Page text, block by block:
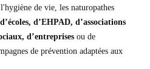
de vie, les naturopathes
d’écoles, d’EHPAD, d’associations
d’entreprises ou de
de prévention adaptées aux